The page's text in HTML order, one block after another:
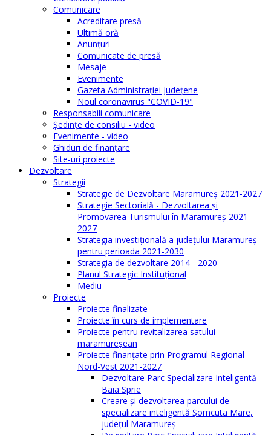
Comunicare
Acreditare presă
Ultimă oră
Anunţuri
Comunicate de presă
Mesaje
Evenimente
Gazeta Administraţiei Judeţene
Noul coronavirus "COVID-19"
Responsabili comunicare
Şedinţe de consiliu - video
Evenimente - video
Ghiduri de finanţare
Site-uri proiecte
Dezvoltare
Strategii
Strategie de Dezvoltare Maramureș 2021-2027
Strategie Sectorială - Dezvoltarea și
Promovarea Turismului în Maramureș 2021-
2027
Strategia investiţională a județului Maramureș
pentru perioada 2021-2030
Strategia de dezvoltare 2014 - 2020
Planul Strategic Instituţional
Mediu
Proiecte
Proiecte finalizate
Proiecte în curs de implementare
Proiecte pentru revitalizarea satului
maramureşean
Proiecte finanțate prin Programul Regional
Nord-Vest 2021-2027
Dezvoltare Parc Specializare Inteligentă
Baia Sprie
Creare și dezvoltarea parcului de
specializare inteligentă Șomcuta Mare,
județul Maramureș